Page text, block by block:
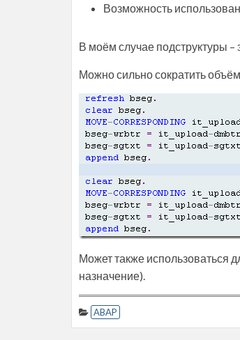
Возможность
В моём случае подструктуры –
Можно сильно сократить
Может также использоваться
назначение).
ABAP